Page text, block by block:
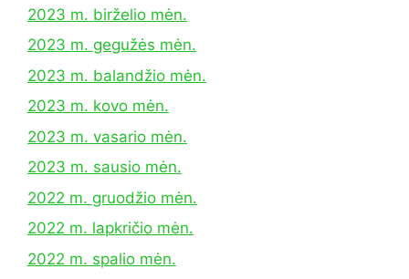
2023 m. birželio mėn.
2023 m. gegužės mėn.
2023 m. balandžio mėn.
2023 m. kovo mėn.
2023 m. vasario mėn.
2023 m. sausio mėn.
2022 m. gruodžio mėn.
2022 m. lapkričio mėn.
2022 m. spalio mėn.